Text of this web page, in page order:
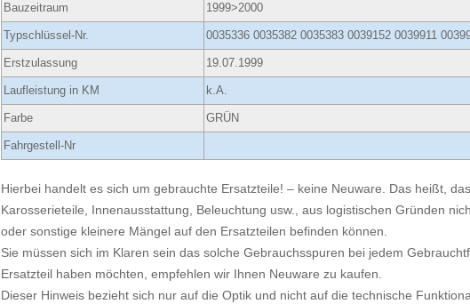
Bauzeitraum 1999>2000
Typschlüssel-Nr. 0035336 0035382 0035383 0039152 0039911
Erstzulassung 19.07.1999
Laufleistung in KM k.A.
Farbe GRÜN
Fahrgestell-Nr
Hierbei handelt es sich um gebrauchte Ersatzteile! – keine Neuware. Das heißt,
Karosserieteile, Innenausstattung, Beleuchtung usw., aus logistischen Gründen
oder sonstige kleinere Mängel auf den Ersatzteilen befinden können.
Sie müssen sich im Klaren sein das solche Gebrauchsspuren bei jedem
Ersatzteil haben möchten, empfehlen wir Ihnen Neuware zu kaufen.
Dieser Hinweis bezieht sich nur auf die Optik und nicht auf die technische